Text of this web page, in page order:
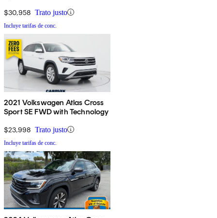
$30,958 Trato justo
Incluye tarifas de conc.
2021 Volkswagen Atlas Cross
Sport SE FWD with Technology
$23,998 Trato justo
Incluye tarifas de conc.